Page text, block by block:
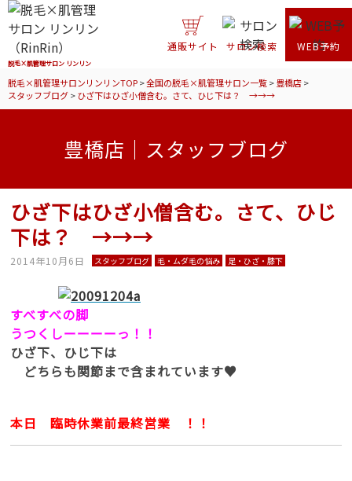
脱毛×肌管理サロン リンリン
通販サイト サロン検索 WEB予約
脱毛×肌管理サロンリンリンTOP>全国の脱毛×肌管理サロン一覧>豊橋店>
スタッフブログ>ひざ下はひざ小僧含む。さて、ひじ下は？ →→→
豊橋店｜スタッフブログ
ひざ下はひざ小僧含む。さて、ひじ
下は？ →→→
2014年10月6日 スタッフブログ 毛・ムダ毛の悩み 足・ひざ・膝下
すべすべの脚
うつくしーーーーっ！！
ひざ下、ひじ下は
どちらも関節まで含まれています♥
本日 臨時休業前最終営業 ！！